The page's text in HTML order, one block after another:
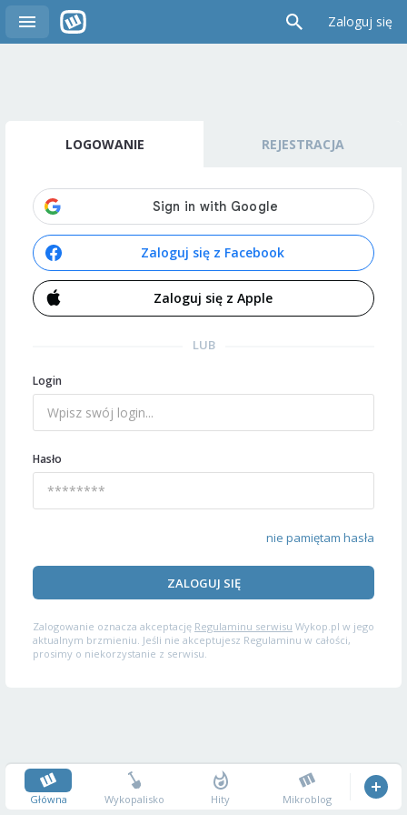
Zaloguj się
LOGOWANIE REJESTRACJA
Zaloguj się z Facebook
Zaloguj się z Apple
LUB
Login
Hasło
nie pamiętam hasła
ZALOGUJ SIĘ
Zalogowanie oznacza akceptację Regulaminu serwisu Wykop.pl w jego
aktualnym brzmieniu. Jeśli nie akceptujesz Regulaminu w całości,
prosimy o niekorzystanie z serwisu.
Główna Wykopalisko Hity Mikroblog